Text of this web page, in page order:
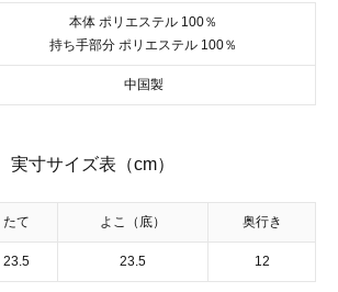
本体 ポリエステル 100％
持ち手部分 ポリエステル 100％
中国製
実寸サイズ表（cm）
たて よこ（底） 奥行き
23.5 23.5 12